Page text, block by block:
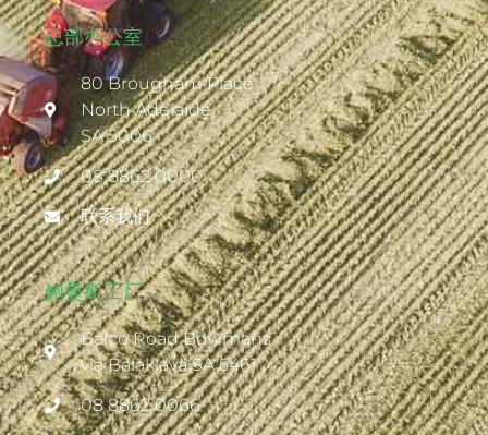
总部办公室
80 Brougham Place
North Adelaide
SA 5006
08 8862 0000
联系我们
鲍曼斯工厂
Balco Road Bowmans
via Balaklava SA 5461
08 8862 0066